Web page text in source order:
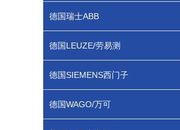
德国瑞士ABB
德国LEUZE/劳易测
德国SIEMENS西门子
德国WAGO/万可